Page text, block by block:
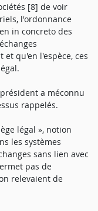
[8] de voir
l'ordonnance
in concreto des
qu'en l'espèce, ces
a méconnu
rappelés.
légal », notion
les systèmes
sans lien avec
pas de
relevaient de